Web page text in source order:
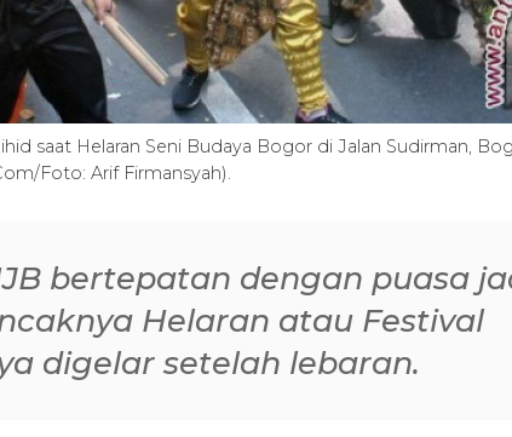
saat Helaran Seni Budaya Bogor di Jalan Sudirman,
Foto: Arif Firmansyah).
bertepatan dengan puasa
Helaran atau Festival
digelar setelah lebaran.